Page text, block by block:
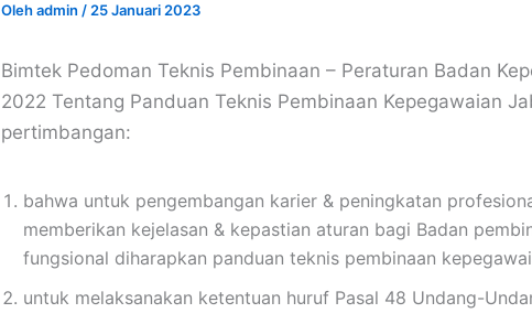
Olehadmin / 25 Januari 2023
Bimtek Pedoman Teknis Pembinaan – Peraturan Badan
2022 Tentang Panduan Teknis Pembinaan Kepegawaian
pertimbangan:
bahwa untuk pengembangan karier & peningkatan
memberikan kejelasan & kepastian aturan bagi Badan
fungsional diharapkan panduan teknis pembinaan
untuk melaksanakan ketentuan huruf Pasal 48 Undang-